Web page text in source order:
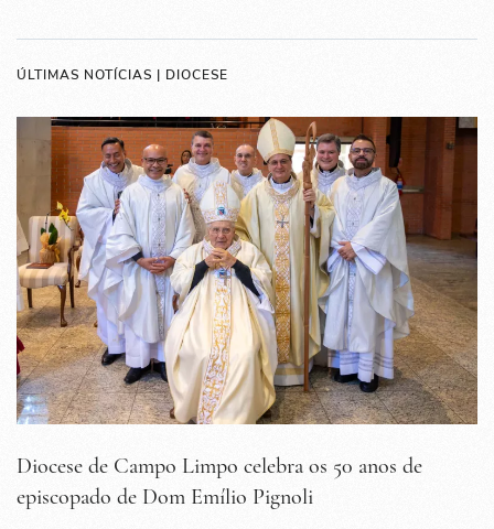
ÚLTIMAS NOTÍCIAS | DIOCESE
Diocese de Campo Limpo celebra os 50 anos de
episcopado de Dom Emílio Pignoli